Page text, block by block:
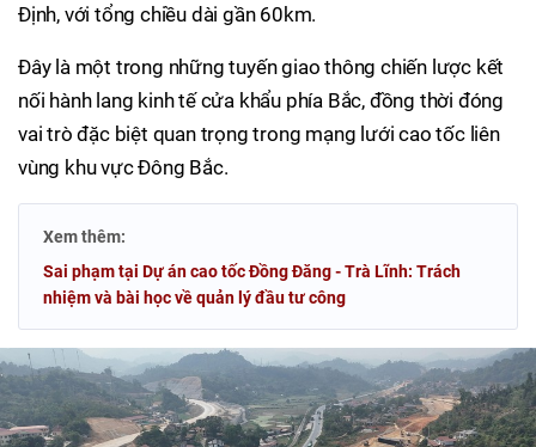
Định, với tổng chiều dài gần 60km.
Đây là một trong những tuyến giao thông chiến lược kết
nối hành lang kinh tế cửa khẩu phía Bắc, đồng thời đóng
vai trò đặc biệt quan trọng trong mạng lưới cao tốc liên
vùng khu vực Đông Bắc.
Xem thêm:
Sai phạm tại Dự án cao tốc Đồng Đăng - Trà Lĩnh: Trách
nhiệm và bài học về quản lý đầu tư công